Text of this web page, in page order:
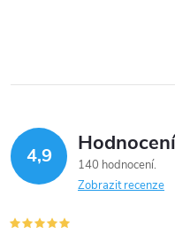
4,9
140 hodnocení
Zobrazit recenze